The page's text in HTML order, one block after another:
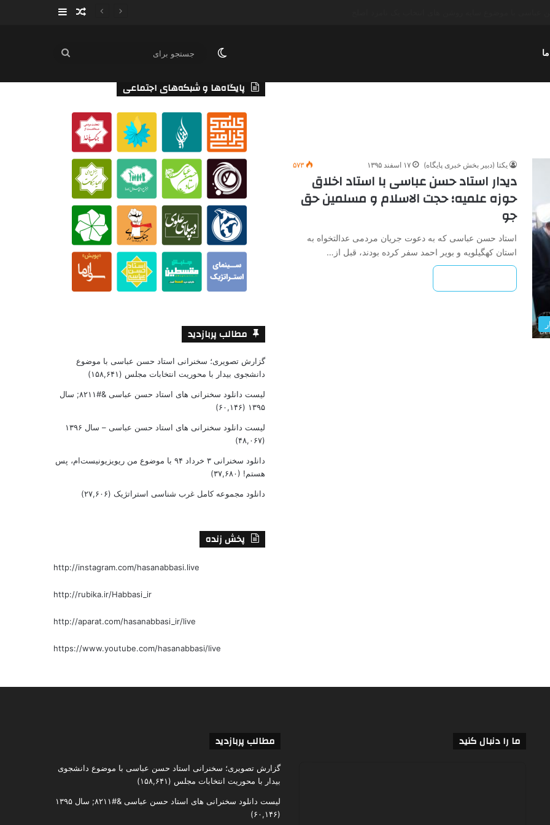
نوشته تصادفی
سایدبار
تغییر پوسته
جستجو
یکتا (دبیر بخش خبری پایگاه) ۱۷ اسفند ۱۳۹۵ ۵۷۳
دیدار استاد حسن عباسی با استاد اخلاق
حوزه علمیه؛ حجت الاسلام و مسلمین حق
جو
استاد حسن عباسی که به دعوت جریان مردمی عدالتخواه به
استان کهگیلویه و بویر احمد سفر کرده بودند، قبل از…
پایگاه‌ها و شبکه‌های اجتماعی
مطالب پربازدید
گزارش تصویری؛ سخنرانی استاد حسن عباسی با موضوع
دانشجوی بیدار با محوریت انتخابات مجلس (۱۵۸,۶۴۱)
لیست دانلود سخنرانی های استاد حسن عباسی &#۸۲۱۱; سال
۱۳۹۵ (۶۰,۱۴۶)
لیست دانلود سخنرانی های استاد حسن عباسی – سال ۱۳۹۶
(۴۸,۰۶۷)
دانلود سخنرانی ۳ خرداد ۹۴ با موضوع من ریویزیونیست‌ام، پس
هستم! (۳۷,۶۸۰)
دانلود مجموعه کامل غرب شناسی استراتژیک (۲۷,۶۰۶)
پخش زنده
http://instagram.com/hasanabbasi.live
http://rubika.ir/Habbasi_ir
http://aparat.com/hasanabbasi_ir/live
https://www.youtube.com/hasanabbasi/live
ما را دنبال کنید مطالب پربازدید
گزارش تصویری؛ سخنرانی استاد حسن عباسی با موضوع دانشجوی
بیدار با محوریت انتخابات مجلس (۱۵۸,۶۴۱)
لیست دانلود سخنرانی های استاد حسن عباسی &#۸۲۱۱; سال ۱۳۹۵
(۶۰,۱۴۶)